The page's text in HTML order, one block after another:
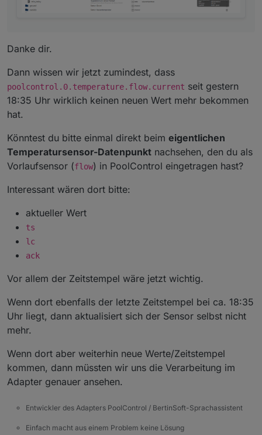
Danke dir.
Dann wissen wir jetzt zumindest, dass
poolcontrol.0.temperature.flow.current seit gestern
18:35 Uhr wirklich keinen neuen Wert mehr bekommen
hat.
Könntest du bitte einmal direkt beim eigentlichen
Temperatursensor-Datenpunkt nachsehen, den du als
Vorlaufsensor (flow) in PoolControl eingetragen hast?
Interessant wären dort bitte:
aktueller Wert
ts
lc
ack
Vor allem der Zeitstempel wäre jetzt wichtig.
Wenn dort ebenfalls der letzte Zeitstempel bei ca. 18:35
Uhr liegt, dann aktualisiert sich der Sensor selbst nicht
mehr.
Wenn dort aber weiterhin neue Werte/Zeitstempel
kommen, dann müssten wir uns die Verarbeitung im
Adapter genauer ansehen.
Entwickler des Adapters PoolControl / BertinSoft-Sprachassistent
Einfach macht aus einem Problem keine Lösung